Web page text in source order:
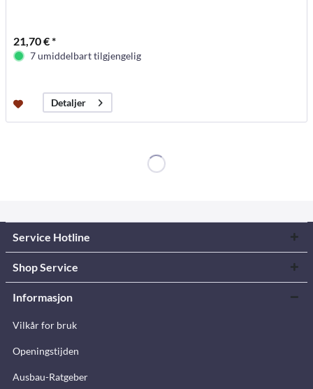
21,70 € *
7 umiddelbart tilgjengelig
Detaljer
Service Hotline
Shop Service
Informasjon
Vilkår for bruk
Openingstijden
Ausbau-Ratgeber